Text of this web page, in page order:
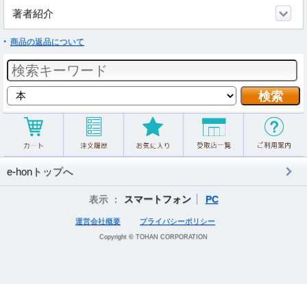
著者紹介
商品の返品について
e-honトップへ
表示 ： スマートフォン PC
運営会社概要 プライバシーポリシー
Copyright © TOHAN CORPORATION